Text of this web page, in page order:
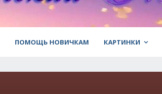
ПОМОЩЬ НОВИЧКАМ КАРТИНКИ